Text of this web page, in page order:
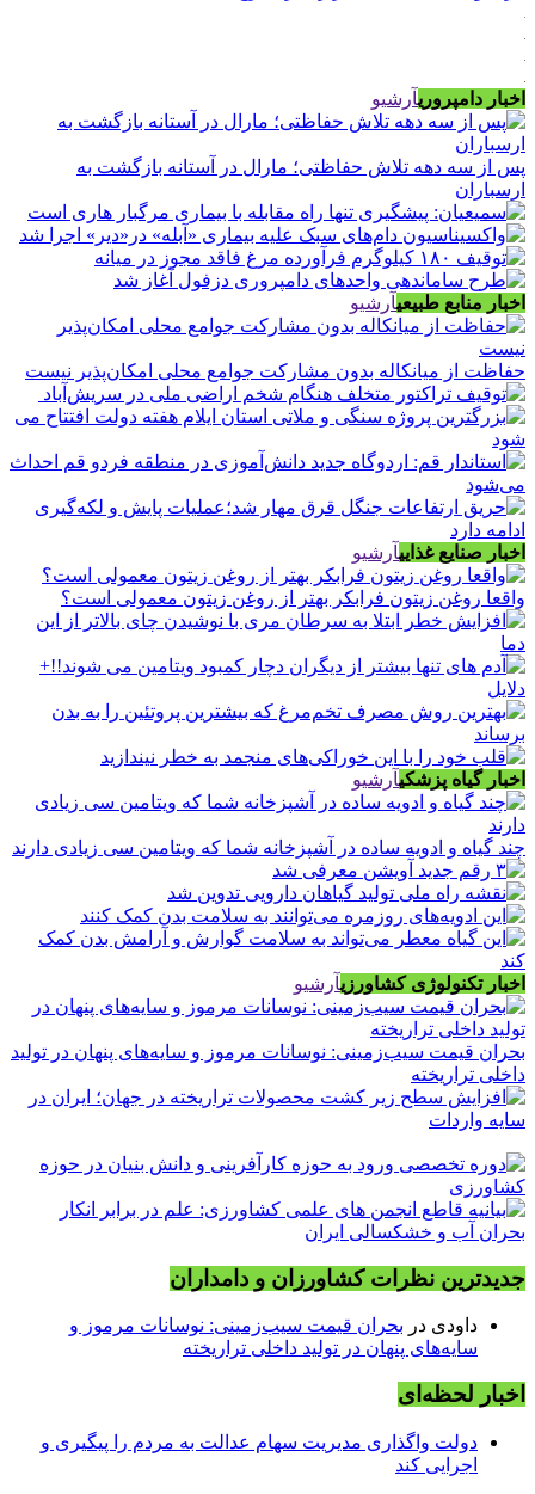
اخبار دامپروریآرشیو
پس از سه دهه تلاش حفاظتی؛ مارال در آستانه بازگشت به
ارسباران
اخبار منابع طبیعیآرشیو
حفاظت از میانکاله بدون مشارکت جوامع محلی امکان‌پذیر نیست
اخبار صنایع غذاییآرشیو
واقعا روغن زیتون فرابکر بهتر از روغن زیتون معمولی است؟
اخبار گیاه پزشکیآرشیو
چند گیاه و ادویه ساده در آشپزخانه شما که ویتامین سی زیادی دارند
اخبار تکنولوژی کشاورزیآرشیو
بحران قیمت سیب‌زمینی: نوسانات مرموز و سایه‌های پنهان در تولید
داخلی تراریخته
جدیدترین نظرات کشاورزان و دامداران
داودی در بحران قیمت سیب‌زمینی: نوسانات مرموز و
سایه‌های پنهان در تولید داخلی تراریخته
اخبار لحظه‌ای
دولت واگذاری مدیریت سهام عدالت به مردم را پیگیری و
اجرایی کند